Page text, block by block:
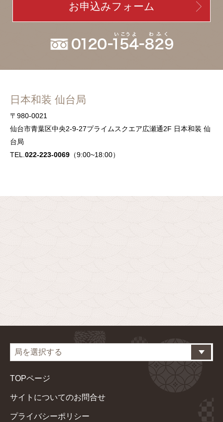
お申込みフォーム
日本和装 仙台局
〒980-0021
仙台市青葉区中央2-9-27プライムスクエア広瀬通2F 日本和装 仙
台局
TEL. 022-223-0069 （9:00~18:00）
TOPページ
サイトについてのお問合せ
プライバシーポリシー